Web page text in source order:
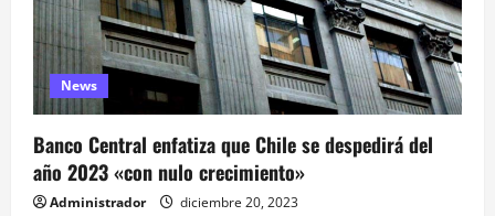
News
Banco Central enfatiza que Chile se despedirá del
año 2023 «con nulo crecimiento»
Administrador diciembre 20, 2023